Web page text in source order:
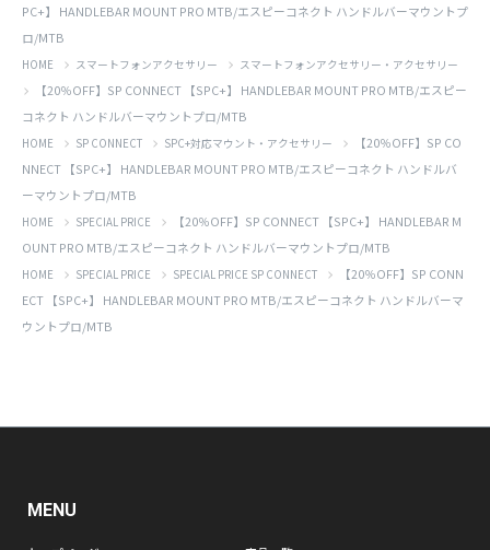
PC+】 HANDLEBAR MOUNT PRO MTB/エスピーコネクト ハンドルバーマウントプ
ロ/MTB
HOME スマートフォンアクセサリー スマートフォンアクセサリー・アクセサリー
【20％OFF】SP CONNECT 【SPC+】 HANDLEBAR MOUNT PRO MTB/エスピー
コネクト ハンドルバーマウントプロ/MTB
HOME SP CONNECT SPC+対応マウント・アクセサリー
【20％OFF】SP CO
NNECT 【SPC+】 HANDLEBAR MOUNT PRO MTB/エスピーコネクト ハンドルバ
ーマウントプロ/MTB
HOME SPECIAL PRICE
【20％OFF】SP CONNECT 【SPC+】 HANDLEBAR M
OUNT PRO MTB/エスピーコネクト ハンドルバーマウントプロ/MTB
HOME SPECIAL PRICE SPECIAL PRICE SP CONNECT
【20％OFF】SP CONN
ECT 【SPC+】 HANDLEBAR MOUNT PRO MTB/エスピーコネクト ハンドルバーマ
ウントプロ/MTB
MENU